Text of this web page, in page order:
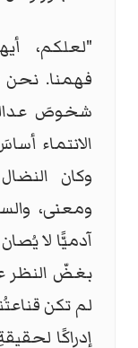
"لعلكم،
فهمنا. نحن
شخوصَ
الانتماء
وكان
ومعنى،
آدميًّا لا
بغضّ النظر
لم تكن
إدراكًا